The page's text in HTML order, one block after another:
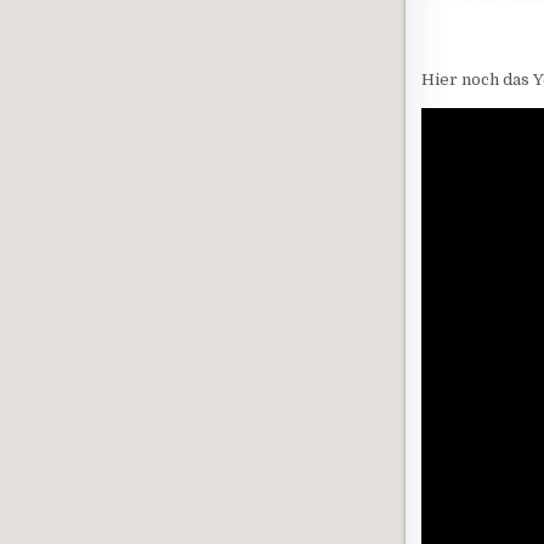
Hier noch das